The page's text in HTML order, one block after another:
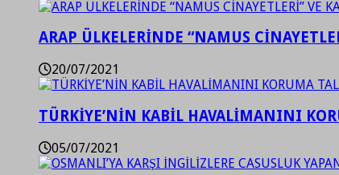
ARAP ÜLKELERİNDE “NAMUS
20/07/2021
TÜRKİYE’NİN KABİL HAVALİMANINI
05/07/2021